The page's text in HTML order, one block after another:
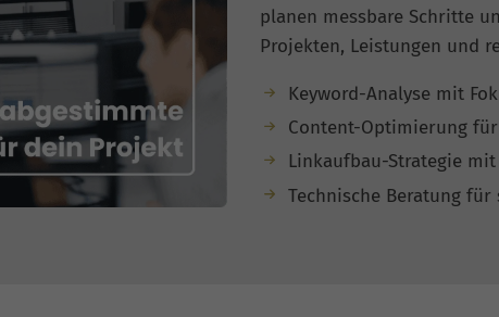
planen messbare Schritte
Projekten, Leistungen und
Keyword-Analyse mit
Content-Optimierung
Linkaufbau-Strategie
Technische Beratung